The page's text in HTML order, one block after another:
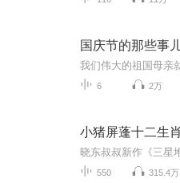
国庆节的那些事
6 2万
550 315.4万